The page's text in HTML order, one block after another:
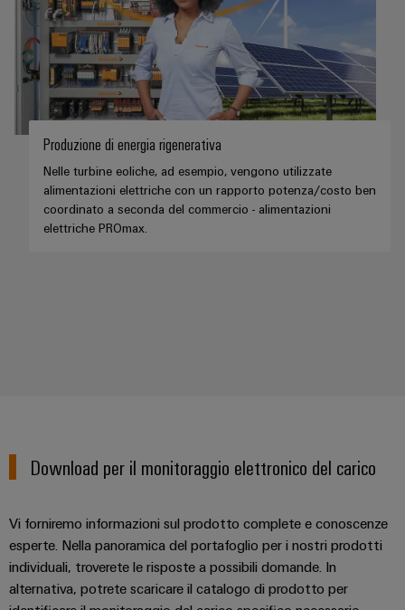
Produzione di energia rigenerativa
Nelle turbine eoliche, ad esempio, vengono utilizzate
alimentazioni elettriche con un rapporto potenza/costo ben
coordinato a seconda del commercio - alimentazioni
elettriche PROmax.
Download per il monitoraggio elettronico del carico
Vi forniremo informazioni sul prodotto complete e conoscenze
esperte. Nella panoramica del portafoglio per i nostri prodotti
individuali, troverete le risposte a possibili domande. In
alternativa, potrete scaricare il catalogo di prodotto per